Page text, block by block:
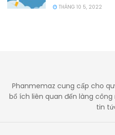
THÁNG 10 5, 2022
Phanmemaz cung cấp cho
bổ ích liên quan đến làng
tin